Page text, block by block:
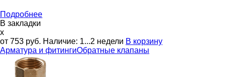
Подробнее
В закладки
x
от 753 руб. Наличие: 1...2 недели В корзину
Арматура и фитингиОбратные клапаны